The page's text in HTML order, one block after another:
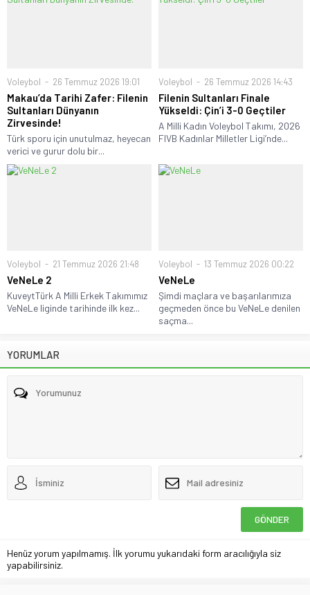
Voleybol 26 Temmuz 2026 19:01
Makau’da Tarihi Zafer: Filenin
Sultanları Dünyanın
Zirvesinde!
Türk sporu için unutulmaz, heyecan
verici ve gurur dolu bir...
Voleybol 26 Temmuz 2026 14:43
Filenin Sultanları Finale
Yükseldi: Çin’i 3-0 Geçtiler
A Milli Kadın Voleybol Takımı, 2026
FIVB Kadınlar Milletler Ligi’nde...
Voleybol 21 Temmuz 2026 21:48
VeNeLe 2
KuveytTürk A Milli Erkek Takımımız
VeNeLe liginde tarihinde ilk kez...
Voleybol 13 Temmuz 2026 00:22
VeNeLe
Şimdi maçlara ve başarılarımıza
geçmeden önce bu VeNeLe denilen
saçma...
YORUMLAR
Henüz yorum yapılmamış. İlk yorumu yukarıdaki form aracılığıyla siz
yapabilirsiniz.